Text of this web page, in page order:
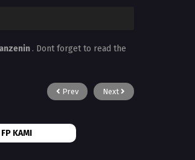
. Dont forget to read the
Prev Next
KAMI